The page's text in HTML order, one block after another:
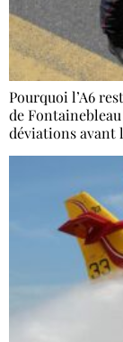
Pourquoi l’A6
de
déviations avant